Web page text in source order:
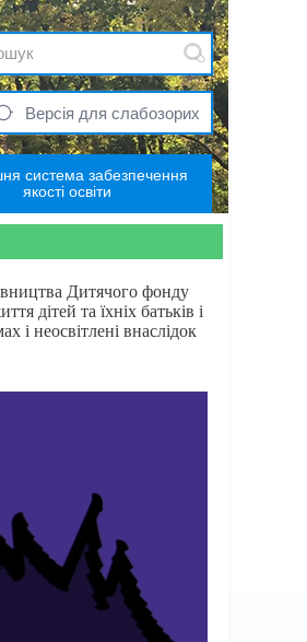
Версія для слабозорих
система забезпечення
якості освіти
Дитячого фонду
дітей та їхніх батьків і
і неосвітлені внаслідок